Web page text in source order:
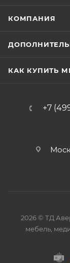
КОМПАНИЯ
КАК КУПИТЬ
+7
2026 © ТД
мебель,